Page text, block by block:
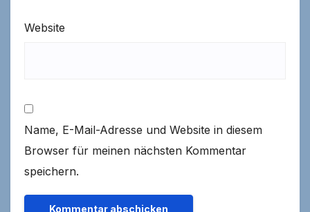
Website
Name, E-Mail-Adresse und Website in diesem
Browser für meinen nächsten Kommentar
speichern.